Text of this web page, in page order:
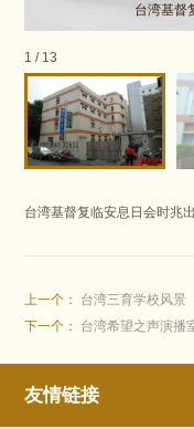
台湾基督
1 / 13
台湾基督复临安息日会时兆
上一个： 台湾三育学校风景
下一个： 台湾希望之声演播
友情链接